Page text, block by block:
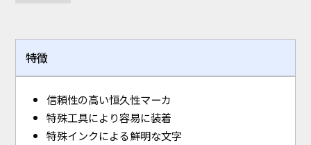
特徴
信頼性の高い恒久性マーカ
特殊工具により容易に装着
特殊インクによる鮮明な文字